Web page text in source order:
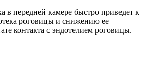
в передней камере быстро приведет к
роговицы и снижению ее
контакта с эндотелием роговицы.